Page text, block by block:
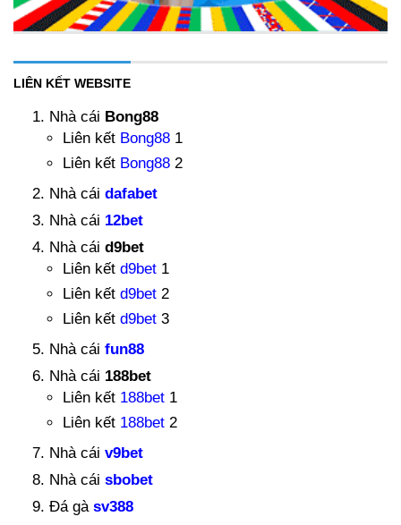
LIÊN KẾT WEBSITE
Nhà cái Bong88
Liên kết Bong88 1
Liên kết Bong88 2
Nhà cái dafabet
Nhà cái 12bet
Nhà cái d9bet
Liên kết d9bet 1
Liên kết d9bet 2
Liên kết d9bet 3
Nhà cái fun88
Nhà cái 188bet
Liên kết 188bet 1
Liên kết 188bet 2
Nhà cái v9bet
Nhà cái sbobet
Đá gà sv388